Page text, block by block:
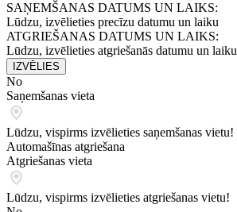
SAŅEMŠANAS DATUMS UN LAIKS:
Lūdzu, izvēlieties precīzu datumu un laiku
ATGRIEŠANAS DATUMS UN LAIKS:
Lūdzu, izvēlieties atgriešanās datumu un laiku
IZVĒLIES
No
Saņemšanas vieta
Lūdzu, vispirms izvēlieties saņemšanas vietu!
Automašīnas atgriešana
Atgriešanas vieta
Lūdzu, vispirms izvēlieties atgriešanas vietu!